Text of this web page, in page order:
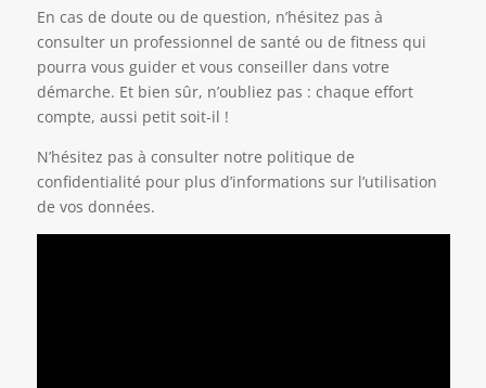
En cas de doute ou de question, n’hésitez pas à
consulter un professionnel de santé ou de fitness qui
pourra vous guider et vous conseiller dans votre
démarche. Et bien sûr, n’oubliez pas : chaque effort
compte, aussi petit soit-il !
N’hésitez pas à consulter notre politique de
confidentialité pour plus d’informations sur l’utilisation
de vos données.